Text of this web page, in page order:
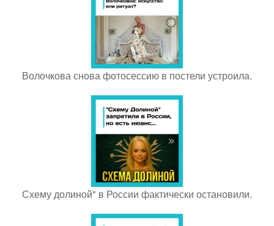
Волочкова снова фотосессию в постели устроила.
Схему долиной" в России фактически остановили.